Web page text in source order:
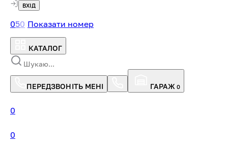
ВХІД
050 Показати номер
КАТАЛОГ
ПЕРЕДЗВОНІТЬ МЕНІ ГАРАЖ 0
0
0